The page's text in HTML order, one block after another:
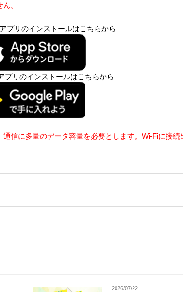
。
プリのインストールはこちらから
プリのインストールはこちらから
信に多量のデータ容量を必要とします。Wi-Fiに接続
2026/07/22